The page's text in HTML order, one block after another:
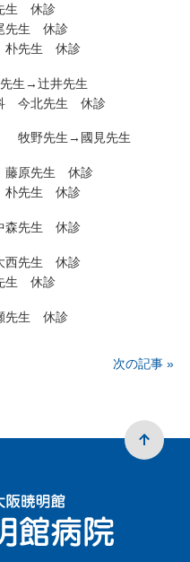
生 休診
休診
休診
生→辻井先生
先生 休診
牧野先生→國見先生
藤原先生 休診
休診
森先生 休診
西先生 休診
診
先生 休診
次の記事 »